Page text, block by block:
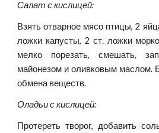
Салат с кислицей:
Взять отварное мясо птицы, 2
ложки капусты, 2 ст. ложки
мелко порезать, смешать,
майонезом и оливковым маслом.
обмена веществ.
Оладьи с кислицей:
Протереть творог, добавить